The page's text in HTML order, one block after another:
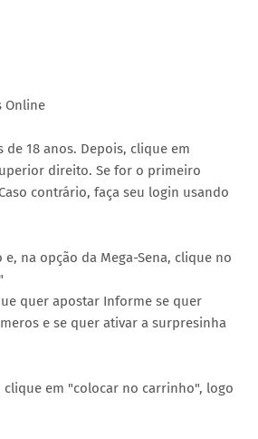
Online
de 18 anos. Depois, clique em
direito. Se for o primeiro
contrário, faça seu login usando
e, na opção da Mega-Sena, clique no
quer apostar Informe se quer
e se quer ativar a surpresinha
clique em "colocar no carrinho", logo